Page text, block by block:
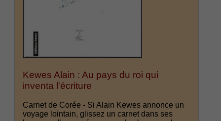
Kewes Alain : Au pays du roi qui
inventa l'écriture
Carnet de Corée - Si Alain Kewes annonce un
voyage lointain, glissez un carnet dans ses